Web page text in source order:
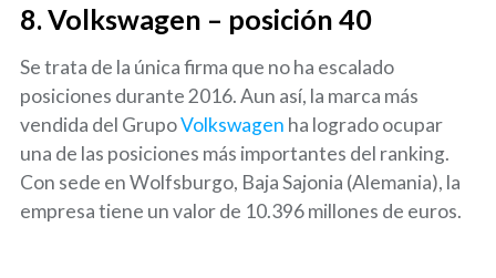
8. Volkswagen – posición 40
Se trata de la única firma que no ha escalado
posiciones durante 2016. Aun así, la marca más
vendida del GrupoVolkswagen ha logrado ocupar
una de las posiciones más importantes del ranking.
Con sede en Wolfsburgo, Baja Sajonia (Alemania), la
empresa tiene un valor de 10.396 millones de euros.